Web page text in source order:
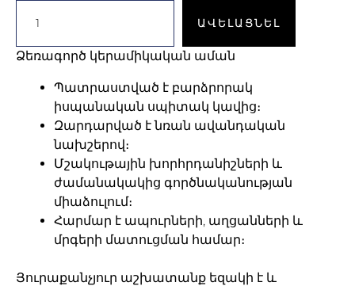
ԱՎԵԼԱՑՆԵԼ
Ձեռագործ կերամիկական աման
Պատրաստված է բարձրորակ
իսպանական սպիտակ կավից։
Զարդարված է նռան ավանդական
նախշերով։
Մշակութային խորհրդանիշների և
ժամանակակից գործնականության
միաձուլում։
Հարմար է ապուրների, աղցանների և
մրգերի մատուցման համար։
Յուրաքանչյուր աշխատանք եզակի է և